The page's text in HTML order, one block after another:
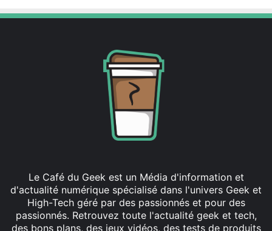
Le Café du Geek est un Média d'information et
d'actualité numérique spécialisé dans l'univers Geek et
High-Tech géré par des passionnés et pour des
passionnés. Retrouvez toute l'actualité geek et tech,
des bons plans, des jeux vidéos, des tests de produits